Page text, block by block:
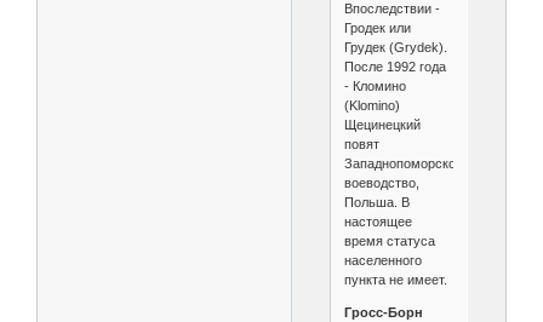
Впоследствии -
Гродек или
Грудек (Grуdek).
После 1992 года
- Кломино
(Klomino)
Щецинецкий
повят
Западнопоморское
воеводство,
Польша. В
настоящее
время статуса
населенного
пункта не имеет.
Гросс-Борн